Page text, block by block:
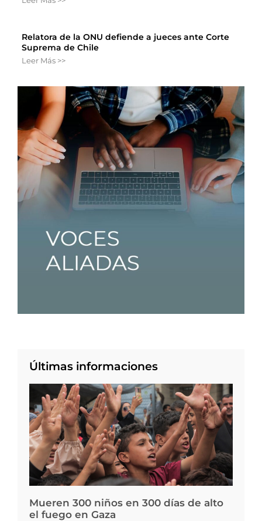
Relatora de la ONU defiende a jueces ante Corte
Suprema de Chile
Leer Más >>
Últimas informaciones
Mueren 300 niños en 300 días de alto
el fuego en Gaza